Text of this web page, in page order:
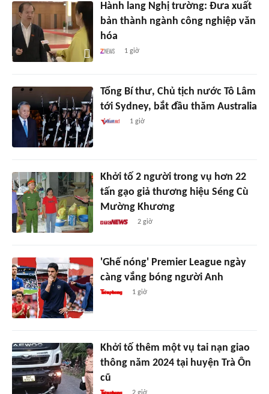
Hành lang Nghị trường: Đưa xuất
bản thành ngành công nghiệp văn
hóa
1 giờ
Tổng Bí thư, Chủ tịch nước Tô Lâm
tới Sydney, bắt đầu thăm Australia
1 giờ
Khởi tố 2 người trong vụ hơn 22
tấn gạo giả thương hiệu Séng Cù
Mường Khương
2 giờ
'Ghế nóng' Premier League ngày
càng vắng bóng người Anh
1 giờ
Khởi tố thêm một vụ tai nạn giao
thông năm 2024 tại huyện Trà Ôn
cũ